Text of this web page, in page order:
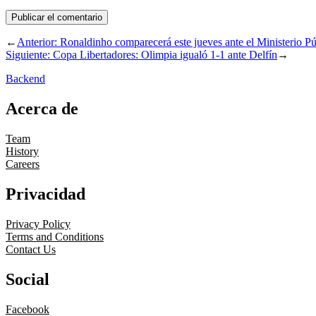
←Anterior: Ronaldinho comparecerá este jueves ante el Ministerio
Siguiente: Copa Libertadores: Olimpia igualó 1-1 ante Delfín→
Backend
Acerca de
Team
History
Careers
Privacidad
Privacy Policy
Terms and Conditions
Contact Us
Social
Facebook